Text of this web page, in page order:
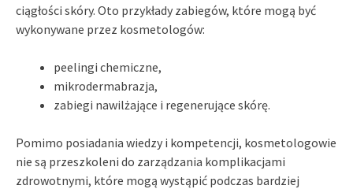
ciągłości skóry. Oto przykłady zabiegów, które mogą być
wykonywane przez kosmetologów:
peelingi chemiczne,
mikrodermabrazja,
zabiegi nawilżające i regenerujące skórę.
Pomimo posiadania wiedzy i kompetencji, kosmetologowie
nie są przeszkoleni do zarządzania komplikacjami
zdrowotnymi, które mogą wystąpić podczas bardziej